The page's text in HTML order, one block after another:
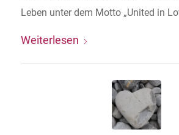
Leben unter dem Motto „United in
Weiterlesen